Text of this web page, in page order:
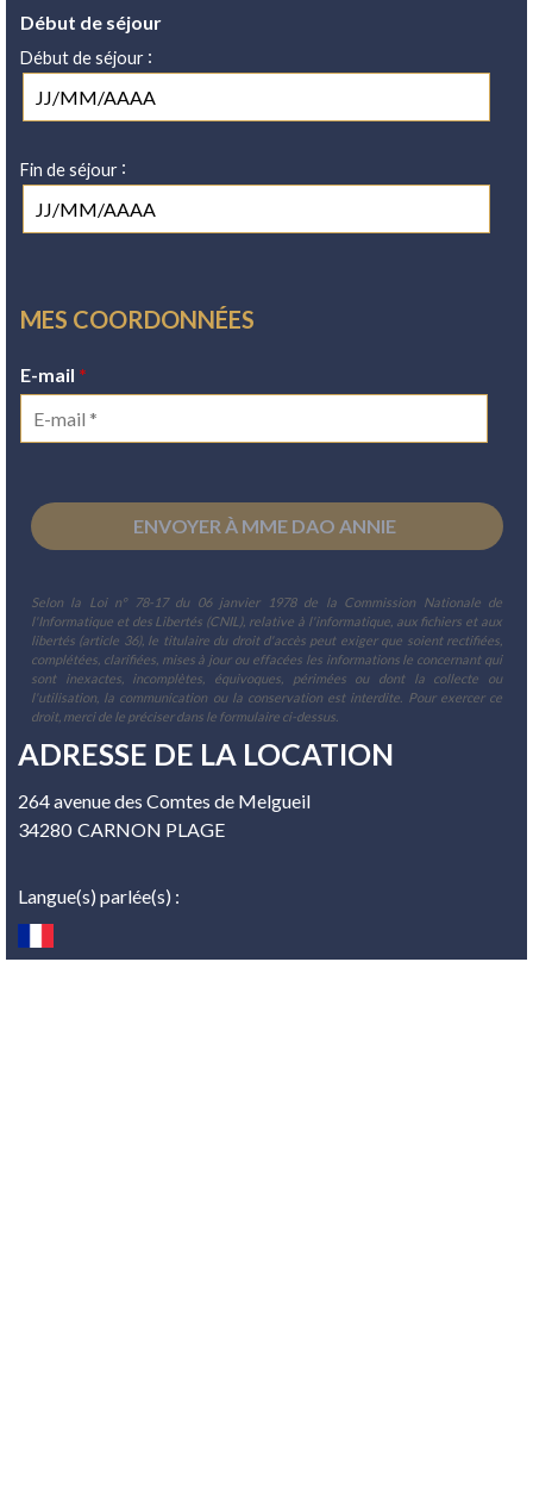
Début de séjour
Début de séjour :
Fin de séjour :
MES COORDONNÉES
E-mail *
Selon la Loi n° 78-17 du 06 janvier 1978 de la Commission Nationale de
l'Informatique et des Libertés (CNIL), relative à l'informatique, aux fichiers et aux
libertés (article 36), le titulaire du droit d'accès peut exiger que soient rectifiées,
complétées, clarifiées, mises à jour ou effacées les informations le concernant qui
sont inexactes, incomplètes, équivoques, périmées ou dont la collecte ou
l'utilisation, la communication ou la conservation est interdite. Pour exercer ce
droit, merci de le préciser dans le formulaire ci-dessus.
ADRESSE DE LA LOCATION
264 avenue des Comtes de Melgueil
34280 CARNON PLAGE
Langue(s) parlée(s) :